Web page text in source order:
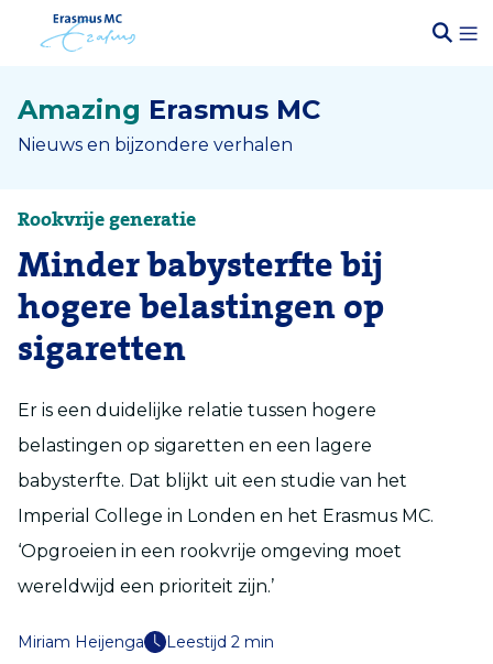
Amazing Erasmus MC
Nieuws en bijzondere verhalen
Rookvrije generatie
Minder babysterfte bij
hogere belastingen op
sigaretten
Er is een duidelijke relatie tussen hogere
belastingen op sigaretten en een lagere
babysterfte. Dat blijkt uit een studie van het
Imperial College in Londen en het Erasmus MC.
‘Opgroeien in een rookvrije omgeving moet
wereldwijd een prioriteit zijn.’
Miriam Heijenga
Leestijd 2 min